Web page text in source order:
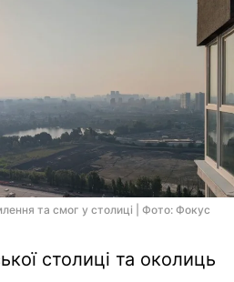
та смог у столиці | Фото: Фокус
столиці та околиць